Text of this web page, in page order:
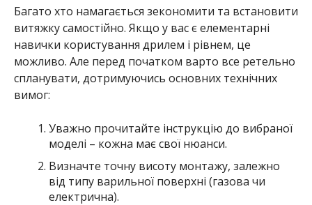
Багато хто намагається зекономити та встановити
витяжку самостійно. Якщо у вас є елементарні
навички користування дрилем і рівнем, це
можливо. Але перед початком варто все ретельно
спланувати, дотримуючись основних технічних
вимог:
Уважно прочитайте інструкцію до вибраної
моделі – кожна має свої нюанси.
Визначте точну висоту монтажу, залежно
від типу варильної поверхні (газова чи
електрична).